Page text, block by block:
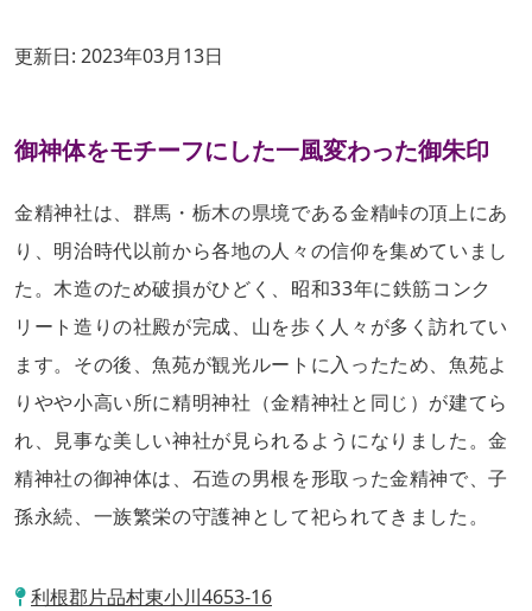
更新日: 2023年03月13日
御神体をモチーフにした一風変わった御朱印
金精神社は、群馬・栃木の県境である金精峠の頂上にあ
り、明治時代以前から各地の人々の信仰を集めていまし
た。木造のため破損がひどく、昭和33年に鉄筋コンク
リート造りの社殿が完成、山を歩く人々が多く訪れてい
ます。その後、魚苑が観光ルートに入ったため、魚苑よ
りやや小高い所に精明神社（金精神社と同じ）が建てら
れ、見事な美しい神社が見られるようになりました。金
精神社の御神体は、石造の男根を形取った金精神で、子
孫永続、一族繁栄の守護神として祀られてきました。
利根郡片品村東小川4653-16